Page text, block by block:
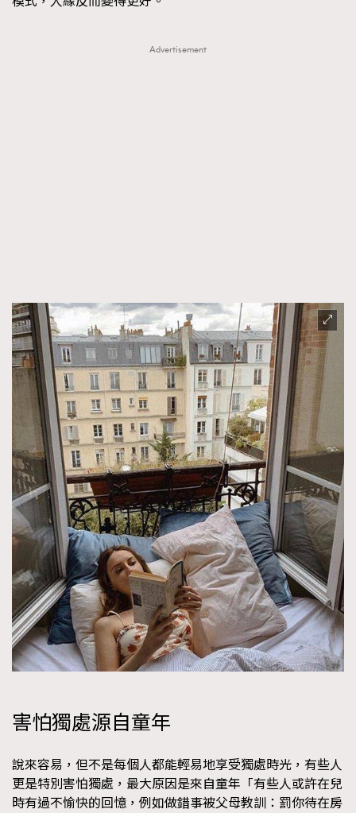
Advertisement
害怕獨處源自童年
說來容易，但不是每個人都能輕易地享受獨處時光，有些人
更是特別害怕獨處，最大原因是來自童年「有些人或許在兒
時有過不愉快的回憶，例如做錯事被父母教訓：罰你待在房